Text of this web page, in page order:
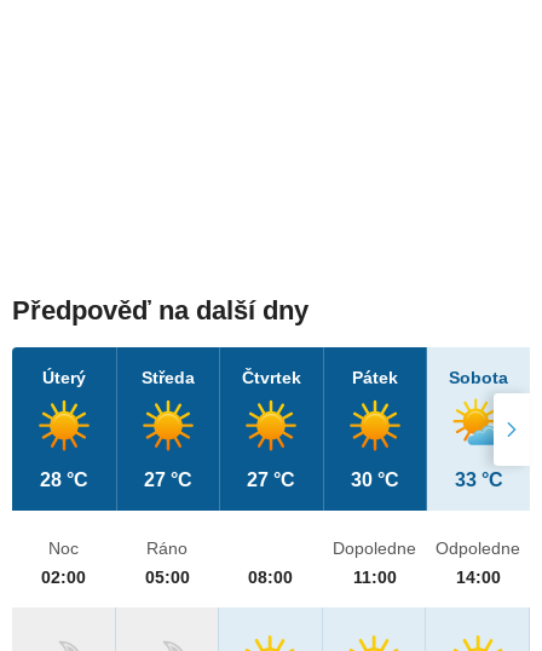
Předpověď na další dny
Úterý
28 °C
Středa
27 °C
Čtvrtek
27 °C
Pátek
30 °C
Sobota
33 °C
Noc
02:00
Ráno
05:00
08:00
Dopoledne
11:00
Odpoledne
14:00